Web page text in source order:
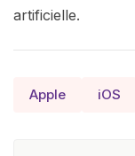
artificielle.
Apple iOS